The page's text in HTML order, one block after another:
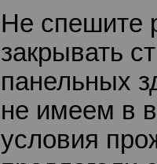
Не спешите
закрывать
панельных
не имеем в
условия